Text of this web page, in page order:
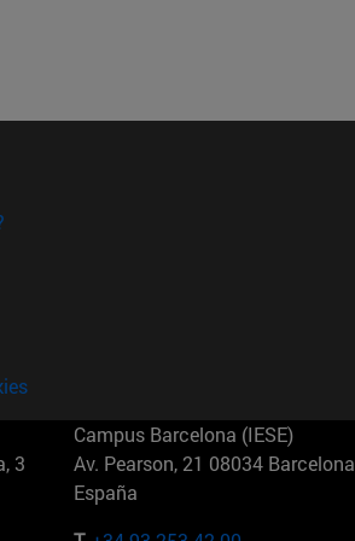
3
Campus Barcelona (IESE)
Av. Pearson, 21 08034 Barcelona
España